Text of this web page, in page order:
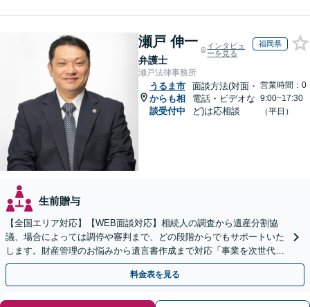
瀬戸 伸一
弁護士
インタビュ
ーを見る
福岡県
瀬戸法律事務所
うるま市
からも相
談受付中
面談方法(対面・
電話・ビデオな
ど)は応相談
営業時間：0
9:00~17:30
（平日）
生前贈与
【全国エリア対応】【WEB面談対応】相続人の調査から遺産分割協
議、場合によっては調停や審判まで、どの段階からでもサポートいた
します。財産管理のお悩みから遺言書作成まで対応「事業を次世代に
引き継ぐ安心の事業承継をサポート」【完全個室相談】
料金表を見る